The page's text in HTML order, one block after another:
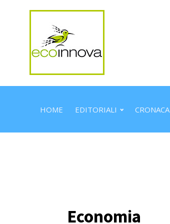
HOME EDITORIALI CRONACA
Economia